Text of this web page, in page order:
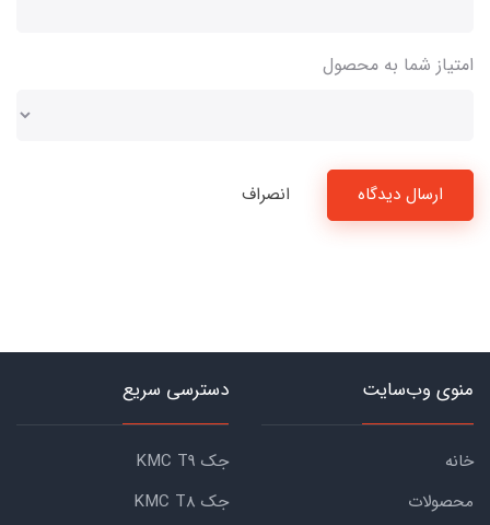
امتیاز شما به محصول
ارسال دیدگاه انصراف
منوی وب‌سایت
خانه
محصولات
دسترسی سریع
جک KMC T9
جک KMC T8